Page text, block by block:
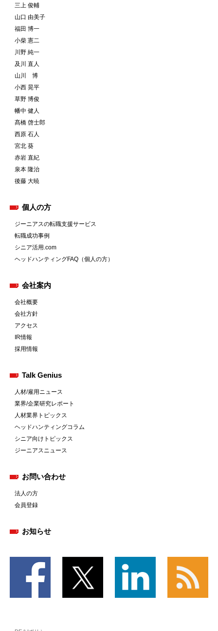
三上 俊輔
山口 由美子
福田 博一
小柴 憲二
川野 純一
及川 直人
山川 博
小西 晃平
草野 博俊
幡中 健人
髙橋 啓士郎
西原 石人
宮北 葵
赤岩 直紀
泉本 隆治
後藤 大暁
個人の方
ジーニアスの転職支援サービス
転職成功事例
シニア活用.com
ヘッドハンティングFAQ（個人の方）
会社案内
会社概要
会社方針
アクセス
IR情報
採用情報
Talk Genius
人材/雇用ニュース
業界/企業研究レポート
人材業界トピックス
ヘッドハンティングコラム
シニア向けトピックス
ジーニアスニュース
お問い合わせ
法人の方
会員登録
お知らせ